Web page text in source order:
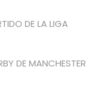
DE LA LIGA
DE MANCHESTER